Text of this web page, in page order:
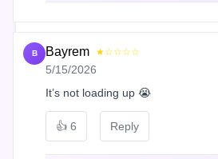
B Bayrem ★☆☆☆☆
5/15/2026
It’s not loading up 😭
👍 6 Reply